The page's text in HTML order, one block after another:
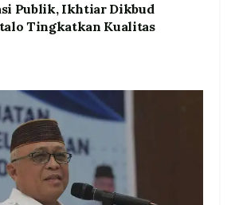
Publik, Ikhtiar Dikbud
Tingkatkan Kualitas